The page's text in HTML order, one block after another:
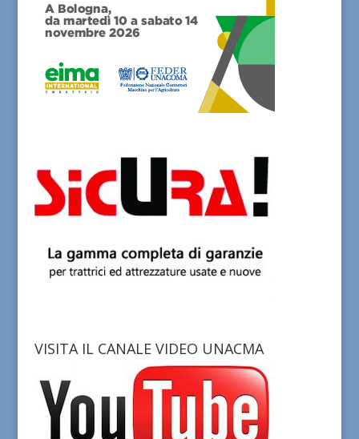
VISITA IL CANALE VIDEO UNACMA